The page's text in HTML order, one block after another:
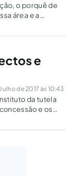
o porquê de
área e a
e
de 2017 às 10:43
da tutela
e os